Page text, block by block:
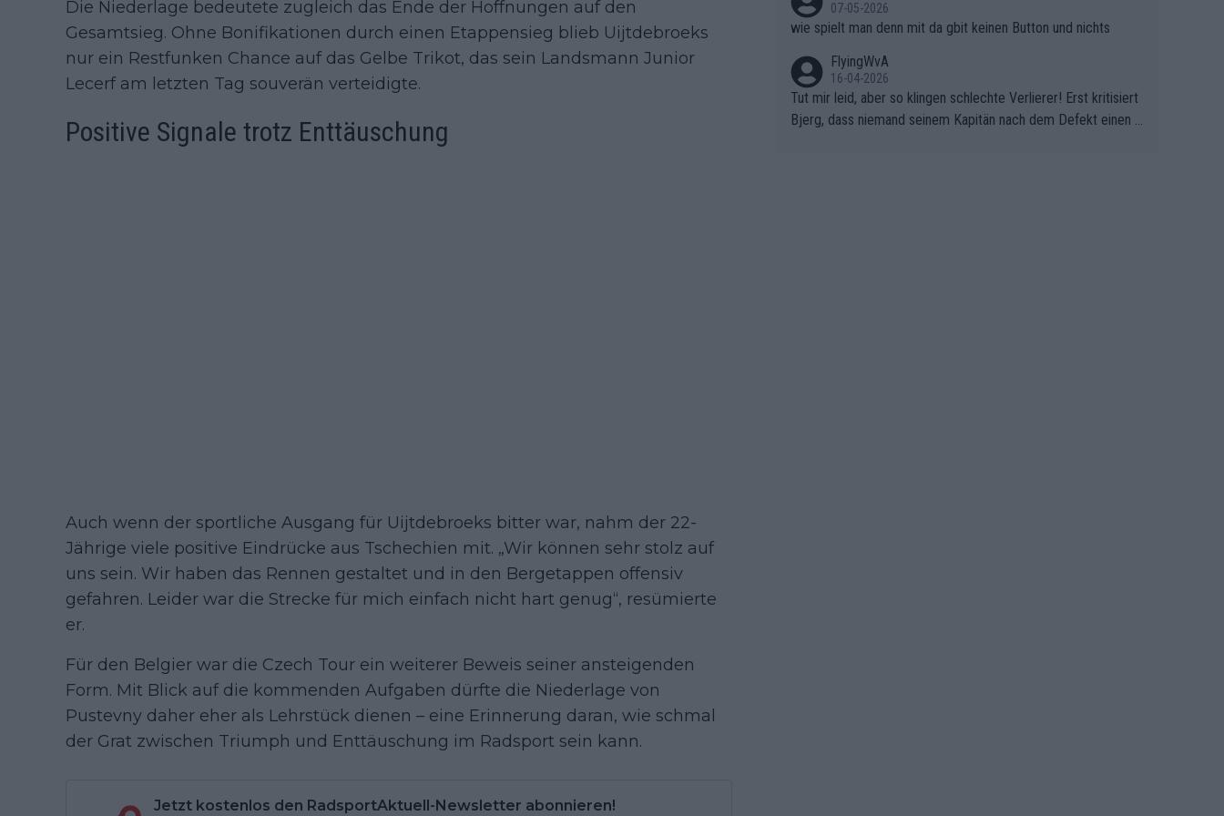
Die Niederlage bedeutete zugleich das Ende der Hoffnungen auf den
Gesamtsieg. Ohne Bonifikationen durch einen Etappensieg blieb Uijtdebroeks
nur ein Restfunken Chance auf das Gelbe Trikot, das sein Landsmann Junior
Lecerf am letzten Tag souverän verteidigte.
Positive Signale trotz Enttäuschung
Auch wenn der sportliche Ausgang für Uijtdebroeks bitter war, nahm der 22-
Jährige viele positive Eindrücke aus Tschechien mit. „Wir können sehr stolz auf
uns sein. Wir haben das Rennen gestaltet und in den Bergetappen offensiv
gefahren. Leider war die Strecke für mich einfach nicht hart genug“, resümierte
er.
Für den Belgier war die Czech Tour ein weiterer Beweis seiner ansteigenden
Form. Mit Blick auf die kommenden Aufgaben dürfte die Niederlage von
Pustevny daher eher als Lehrstück dienen – eine Erinnerung daran, wie schmal
der Grat zwischen Triumph und Enttäuschung im Radsport sein kann.
Jetzt kostenlos den RadsportAktuell-Newsletter abonnieren!
07-05-2026
wie spielt man denn mit da gbit keinen Button und nichts
FlyingWvA
16-04-2026
Tut mir leid, aber so klingen schlechte Verlierer! Erst kritisiert
Bjerg, dass niemand seinem Kapitän nach dem Defekt einen r